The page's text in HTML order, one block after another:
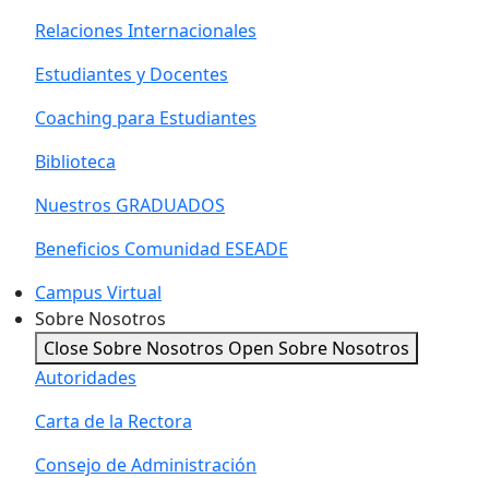
Relaciones Internacionales
Estudiantes y Docentes
Coaching para Estudiantes
Biblioteca
Nuestros GRADUADOS
Beneficios Comunidad ESEADE
Campus Virtual
Sobre Nosotros
Close Sobre Nosotros Open Sobre Nosotros
Autoridades
Carta de la Rectora
Consejo de Administración